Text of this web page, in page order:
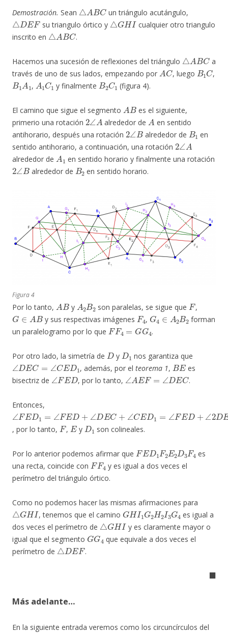
Demostración. Sean
△ ABC
un triángulo acutángulo,
△DEF
su triangulo órtico y
△ GHI
cualquier otro triangulo
inscrito en
△ABC
.
Hacemos una sucesión de reflexiones del triángulo
△ ABC
a
través de uno de sus lados, empezando por
AC
, luego
B1C
,
B1A1
,
A1C1
y finalmente
B2C1
(figura 4).
El camino que sigue el segmento
A B
es el siguiente,
primerio una rotación
2∠A
alrededor de
A
en sentido
antihorario, después una rotación
2∠B
alrededor de
B1
en
sentido antihorario, a continuación, una rotación
2∠ A
alrededor de
A1
en sentido horario y finalmente una rotación
2∠B
alrededor de
B2
en sentido horario.
Figura 4
Por lo tanto,
A B
y
A B
son paralelas, se sigue que
F
,
G∈ AB
y sus respectivas imágenes
F4
,
G4∈A2B2
forman
un paralelogramo por lo que
FF4=GG4
.
Por otro lado, la simetría de
D
y
D
nos garantiza que
∠DEC= ∠CED1
, además, por el teorema 1,
BE
es
bisectriz de
∠FED
, por lo tanto,
∠AEF=∠DEC
.
Entonces,
∠FED1= ED+∠ C+∠CE = ∠FED 2DEC=
, por lo tanto,
F
,
E
y
D1
son colineales.
Por lo anterior podemos afirmar que
FED1 2 E2 D3 F4
es
una recta, coincide con
FF4
y es igual a dos veces el
perímetro del triángulo órtico.
Como no podemos hacer las mismas afirmaciones para
△GHI
, tenemos que el camino
GHI1G2H2I3G4
es igual a
dos veces el perímetro de
△GHI
y es claramente mayor o
igual que el segmento
GG4
que equivale a dos veces el
perímetro de
△DEF
.
◼
Más adelante…
En la siguiente entrada veremos como los circuncírculos del